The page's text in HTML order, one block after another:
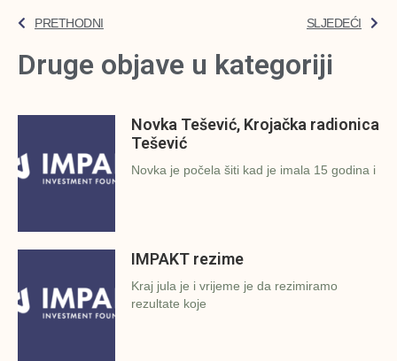
PRETHODNI SLJEDEĆI
Druge objave u kategoriji
Novka Tešević, Krojačka radionica
Tešević
Novka je počela šiti kad je imala 15 godina i
IMPAKT rezime
Kraj jula je i vrijeme je da rezimiramo
rezultate koje